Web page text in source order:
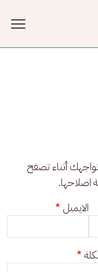
أثناء تصفح
اصلاحها.
الايميل